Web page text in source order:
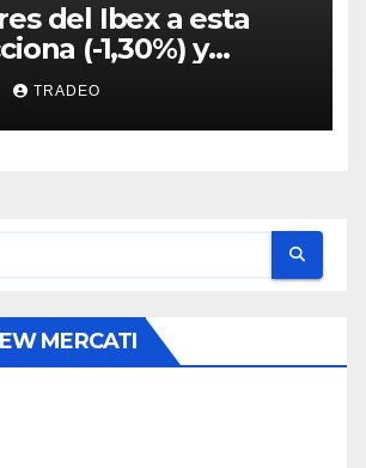
del Ibex a esta
(-1,30%) y
(-0,96%)
TRADEO
MERCATI